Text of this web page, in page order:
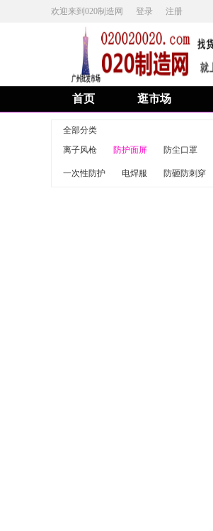
欢迎来到020制造网 登录 注册
首页 逛市场
全部分类
离子风枪
防护面屏 防尘口罩
一次性防护 电焊服 防砸防刺穿